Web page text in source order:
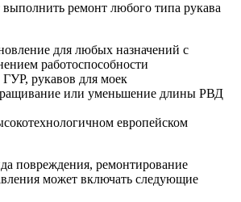
ремонт любого типа рукава
для любых назначений с
работоспособности
рукавов для моек
или уменьшение длины РВД
европейском
повреждения, ремонтирование
может включать следующие